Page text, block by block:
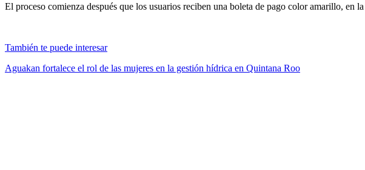
El proceso comienza después que los usuarios reciben una boleta de pago color amarillo, en
También te puede interesar
Aguakan fortalece el rol de las mujeres en la gestión hídrica en Quintana Roo